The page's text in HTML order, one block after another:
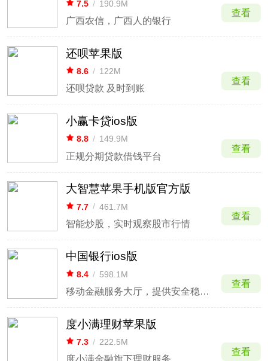
7.5 / 190.9M
广西农信，广西人的银行
查看
还呗苹果版
8.6 / 122M
还呗贷款 及时到账
查看
小赢卡贷ios版
8.8 / 149.9M
正规分期贷款借钱平台
查看
大智慧苹果手机版官方版
7.7 / 461.7M
智能炒股，实时观察股市行情
查看
中国银行ios版
8.4 / 598.1M
移动金融服务大厅，提供安全稳定的转账汇款与资产管理。
查看
度小满理财苹果版
7.3 / 222.5M
查看